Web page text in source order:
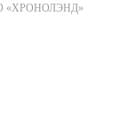
«ХРОНОЛЭНД»